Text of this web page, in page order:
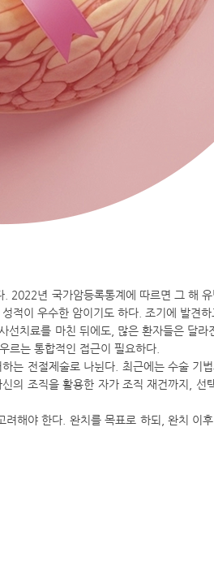
2022년 국가암등록통계에 따르면 그 해
이 우수한 암이기도 하다. 조기에 발견
선치료를 마친 뒤에도, 많은 환자들은 달
르는 통합적인 접근이 필요하다.
는 전절제술로 나뉜다. 최근에는 수술 기
의 조직을 활용한 자가 조직 재건까지,
해야 한다. 완치를 목표로 하되, 완치 이